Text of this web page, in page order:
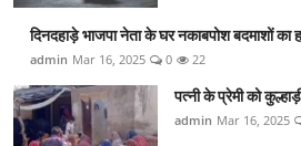
दिनदहाड़े भाजपा नेता के घर नकाबपोश बदमाशों का
admin Mar 16, 2025 0 22
पत्नी के प्रेमी को
admin Mar 16, 2025